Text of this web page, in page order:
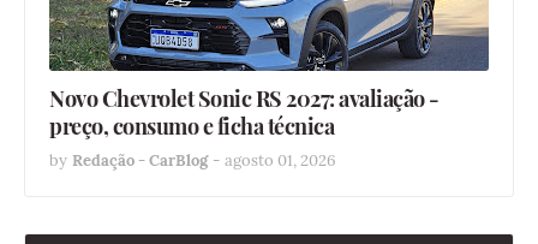
Novo Chevrolet Sonic RS 2027: avaliação -
preço, consumo e ficha técnica
by Redação - CarBlog - agosto 01, 2026